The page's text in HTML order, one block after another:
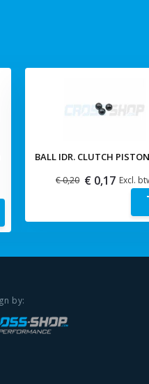
BALL IDR. CLUTCH
€ 0,20 € 0,17 Excl.